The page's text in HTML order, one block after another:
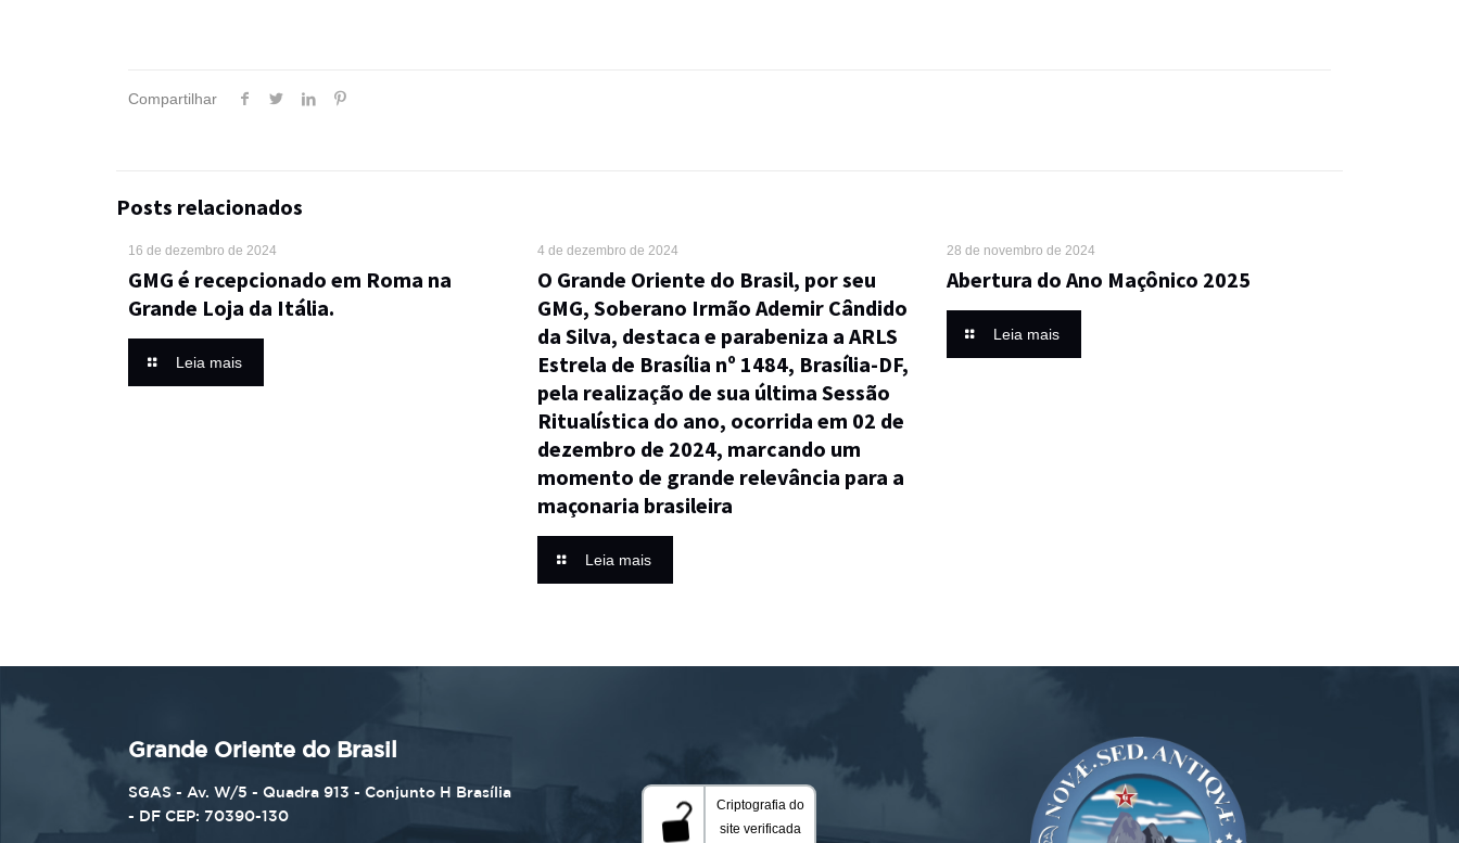
Compartilhar
Posts relacionados
16 de dezembro de 2024
GMG é recepcionado em Roma na
Grande Loja da Itália.
Leia mais
4 de dezembro de 2024
O Grande Oriente do Brasil, por seu
GMG, Soberano Irmão Ademir Cândido
da Silva, destaca e parabeniza a ARLS
Estrela de Brasília nº 1484, Brasília-DF,
pela realização de sua última Sessão
Ritualística do ano, ocorrida em 02 de
dezembro de 2024, marcando um
momento de grande relevância para a
maçonaria brasileira
Leia mais
28 de novembro de 2024
Abertura do Ano Maçônico 2025
Leia mais
Grande Oriente do Brasil
SGAS - Av. W/5 - Quadra 913 - Conjunto H Brasília
- DF CEP: 70390-130